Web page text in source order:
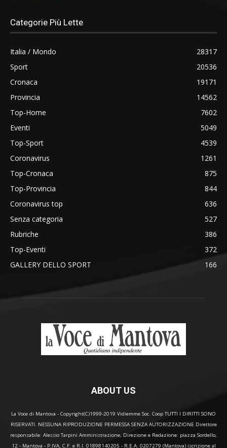
Categorie Più Lette
Italia / Mondo
28317
Sport
20536
Cronaca
19171
Provincia
14562
Top-Home
7602
Eventi
5049
Top-Sport
4539
Coronavirus
1261
Top-Cronaca
875
Top-Provincia
844
Coronavirus top
636
Senza categoria
527
Rubriche
386
Top-Eventi
372
GALLERY DELLO SPORT
166
ABOUT US
La Voce di Mantova - Copyright(C)1999-2019 Vidiemme Soc. Coop TUTTI I DIRITTI SONO
RISERVATI. NESSUNA RIPRODUZIONE PERMESSA SENZA AUTORIZZAZIONE Direttore
responsabile: Alessio Tarpini Amministrazione, Direzione e Redazione: piazza Sordello,
12 - Mantova - P.IVA, C.F. e R.I. 01898140205 - R.E.A. 0207279 (Mantova) iscrizione al